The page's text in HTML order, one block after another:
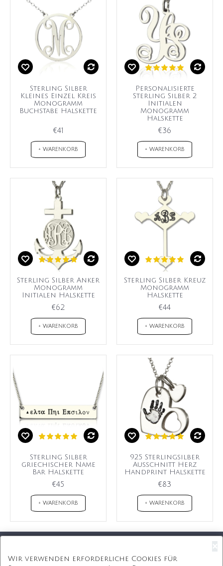
Sterling Silber
Kleines Einzel Kreis
Monogramm
Buchstabe Halskette
€41
+ WARENKORB
Personalisierte
Sterling Silber 2
Initialen
Monogramm
Halskette
€36
+ WARENKORB
Sterling Silber Anker
Monogramm
Initialen Halskette
€62
+ WARENKORB
Sterling Silber Kreuz
Monogramm
Halskette
€44
+ WARENKORB
Sterling Silber
griechischer Name
Bar Halskette
€45
+ WARENKORB
925 Sterlingsilber
Ausschnitt Herz
Handprint Halskette
€83
+ WARENKORB
Wir verwenden erforderliche Cookies für